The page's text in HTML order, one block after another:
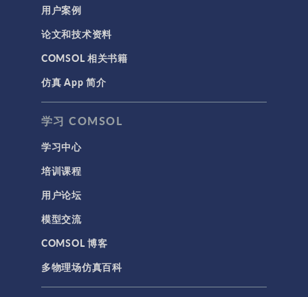
用户案例
论文和技术资料
COMSOL 相关书籍
仿真 App 简介
学习 COMSOL
学习中心
培训课程
用户论坛
模型交流
COMSOL 博客
多物理场仿真百科